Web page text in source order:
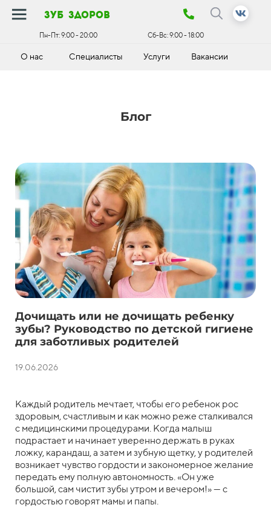
зуб здоров
Пн-Пт:9:00 - 20:00 Сб-Вс:9:00 - 18:00
О нас Специалисты Услуги Вакансии
Блог
Дочищать или не дочищать ребенку
зубы? Руководство по детской гигиене
для заботливых родителей
19.06.2026
Каждый родитель мечтает, чтобы его ребенок рос
здоровым, счастливым и как можно реже сталкивался
с медицинскими процедурами. Когда малыш
подрастает и начинает уверенно держать в руках
ложку, карандаш, а затем и зубную щетку, у родителей
возникает чувство гордости и закономерное желание
передать ему полную автономность. «Он уже
большой, сам чистит зубы утром и вечером!» — с
гордостью говорят мамы и папы.